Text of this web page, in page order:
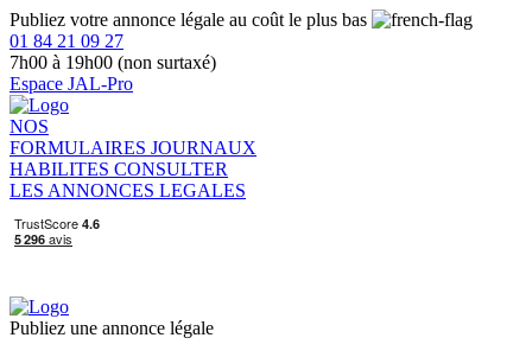
Publiez votre annonce légale au coût le plus bas
01 84 21 09 27
7h00 à 19h00 (non surtaxé)
Espace JAL-Pro
NOS
FORMULAIRES JOURNAUX
HABILITES CONSULTER
LES ANNONCES LEGALES
Publiez une annonce légale